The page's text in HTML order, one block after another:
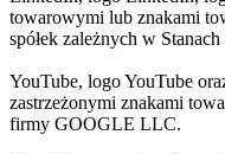
towarowymi lub znakami
spółek zależnych w
YouTube, logo YouTube
zastrzeżonymi znakami
firmy GOOGLE LLC.